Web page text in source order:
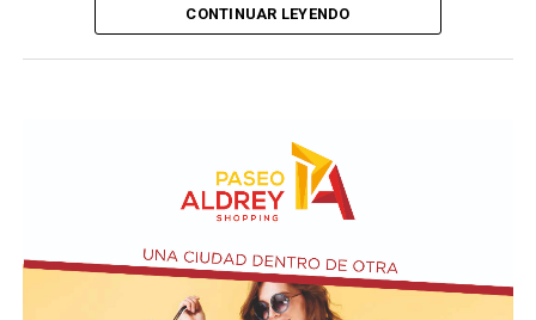
La imagen del santo salió del santuario de Moreno al
En paralelo, distintos gremios y organizaciones sociales
se sumaron bajo las consignas de paz, pan, tierra, techo
desocupados.
CONTINUAR LEYENDO